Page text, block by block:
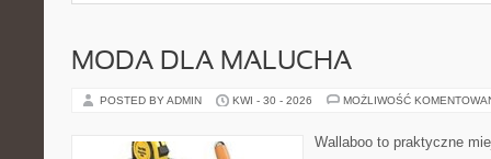
MODA DLA MALUCHA
POSTED BY ADMIN KWI - 30 - 2026 MOŻLIWOŚĆ
Wallaboo to praktyczne